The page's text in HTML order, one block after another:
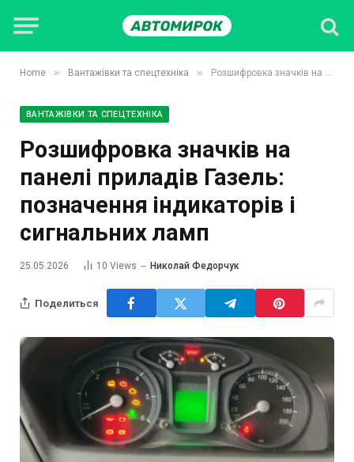
Home » Вантажівки та спецтехніка » Розшифровка значків на панелі приладів Газель: позначення індикаторів і сигнальних ламп
ВАНТАЖІВКИ ТА СПЕЦТЕХНІКА
Розшифровка значків на
панелі приладів Газель:
позначення індикаторів і
сигнальних ламп
25.05.2026 10 Views Николай Федорчук
Поделиться